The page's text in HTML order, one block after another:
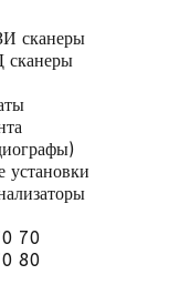
сканеры
сканеры
установки
70
80